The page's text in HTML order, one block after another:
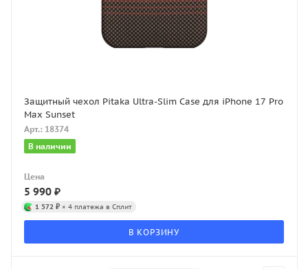
Защитный чехол Pitaka Ultra-Slim Case для iPhone 17 Pro
Max Sunset
Арт.: 18374
В наличии
Цена
5 990 ₽
1 572 ₽ × 4 платежа в Сплит
В КОРЗИНУ